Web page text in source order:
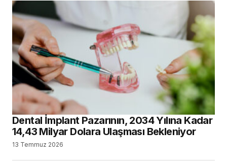
Dental İmplant Pazarının, 2034 Yılına Kadar
14,43 Milyar Dolara Ulaşması Bekleniyor
13 Temmuz 2026